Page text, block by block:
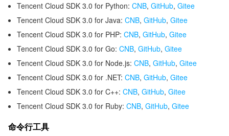
Tencent Cloud SDK 3.0 for Python: CNB, GitHub, Gitee
Tencent Cloud SDK 3.0 for Java: CNB, GitHub, Gitee
Tencent Cloud SDK 3.0 for PHP: CNB, GitHub, Gitee
Tencent Cloud SDK 3.0 for Go: CNB, GitHub, Gitee
Tencent Cloud SDK 3.0 for Node.js: CNB, GitHub, Gitee
Tencent Cloud SDK 3.0 for .NET: CNB, GitHub, Gitee
Tencent Cloud SDK 3.0 for C++: CNB, GitHub, Gitee
Tencent Cloud SDK 3.0 for Ruby: CNB, GitHub, Gitee
命令行工具